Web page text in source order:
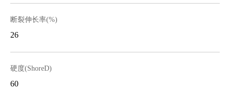
断裂伸长率(%)
26
硬度(ShoreD)
60